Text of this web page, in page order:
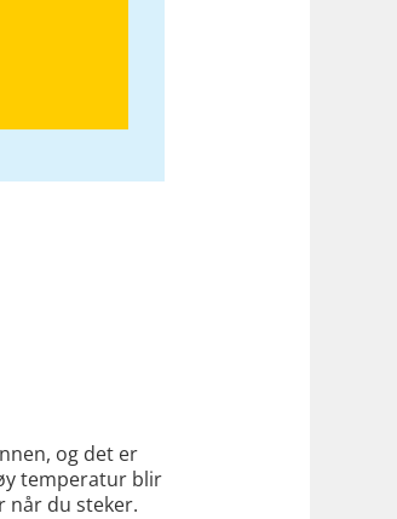
og det er
temperatur blir
når du steker.